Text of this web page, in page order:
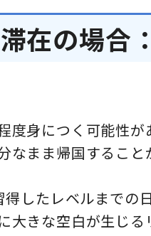
在の場合：
度身につく可能性
まま帰国すること
したレベルまでの
大きな空白が生じる